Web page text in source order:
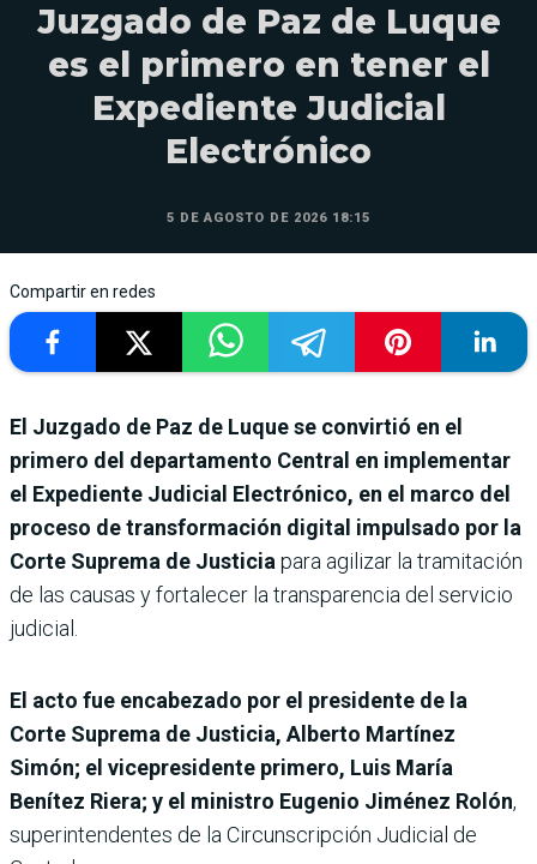
Juzgado de Paz de Luque
es el primero en tener el
Expediente Judicial
Electrónico
5 DE AGOSTO DE 2026 18:15
Compartir en redes
El Juzgado de Paz de Luque se convirtió en el
primero del departamento Central en implementar
el Expediente Judicial Electrónico, en el marco del
proceso de transformación digital impulsado por la
Corte Suprema de Justicia para agilizar la tramitación
de las causas y fortalecer la transparencia del servicio
judicial.
El acto fue encabezado por el presidente de la
Corte Suprema de Justicia, Alberto Martínez
Simón; el vicepresidente primero, Luis María
Benítez Riera; y el ministro Eugenio Jiménez Rolón,
superintendentes de la Circunscripción Judicial de